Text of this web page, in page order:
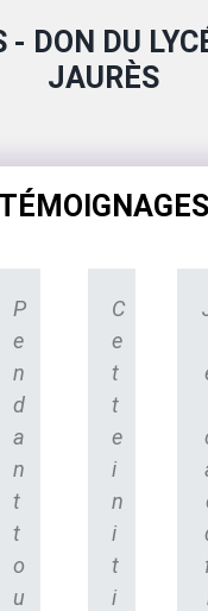
- DON DU
JAURÈS
TÉMOIGNAGES
P
e
n
d
a
n
t
t
o
u
C
e
t
t
e
i
n
i
t
i